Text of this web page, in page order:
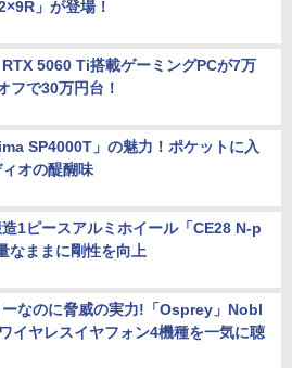
」が登場！
5060 Ti搭載ゲーミングPCが7万
フで30万円台！
SP4000T」の魅力！ポケットに入
オの醍醐味
造1ピースアルミホイール「CE28 N-p
なままに剛性を向上
ーなのに脅威の実力!「Osprey」Nobl
イヤレスイヤフォン4機種を一気に聴